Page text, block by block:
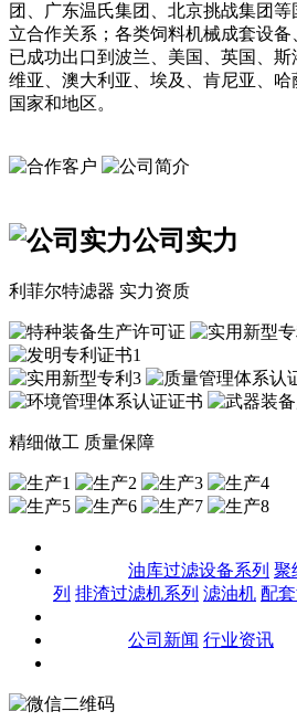
团、广东温氏集团、北京挑战集团
立合作关系；各类饲料机械成套设
已成功出口到波兰、美国、英国、
维亚、澳大利亚、埃及、肯尼亚、
国家和地区。
公司实力
利菲尔特滤器 实力资质
精细做工 质量保障
油库过滤设备系列 聚
列 排渣过滤机系列 滤油机 配
公司新闻 行业资讯